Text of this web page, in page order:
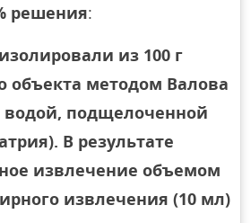
решения:
из 100 г
объекта методом Валова
водой, подщелоченной
В результате
извлечение объемом
извлечения (10 мл)